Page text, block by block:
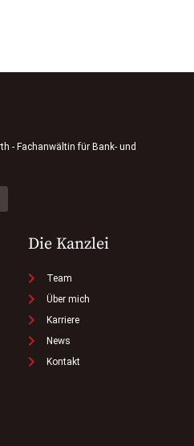
- Fachanwältin für Bank- und
Die Kanzlei
Team
Über mich
Karriere
News
Kontakt